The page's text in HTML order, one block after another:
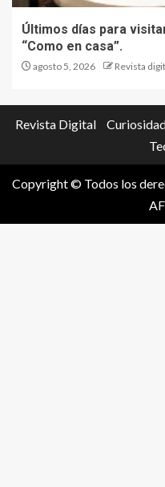
Últimos días para
“Como en casa”.
agosto 5, 2026 Revista
Revista Digital
Copyright © Todos los